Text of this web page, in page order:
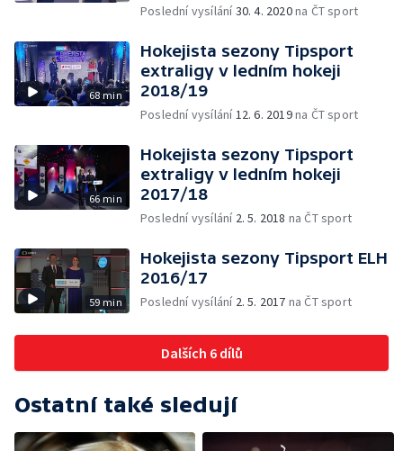
Poslední vysílání30. 4. 2020na ČT sport
68 min
Hokejista sezony Tipsport
extraligy v ledním hokeji
2018/19
Poslední vysílání12. 6. 2019na ČT sport
66 min
Hokejista sezony Tipsport
extraligy v ledním hokeji
2017/18
Poslední vysílání 2. 5. 2018 na ČT sport
59 min
Hokejista sezony Tipsport ELH
2016/17
Poslední vysílání 2. 5. 2017 na ČT sport
Dalších 6 dílů
Ostatní také sledují